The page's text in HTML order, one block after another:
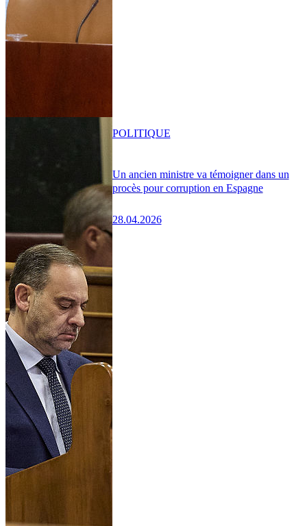
Un ancien ministre va témoigner dans un
procès pour corruption en Espagne
28.04.2026
POLITIQUE